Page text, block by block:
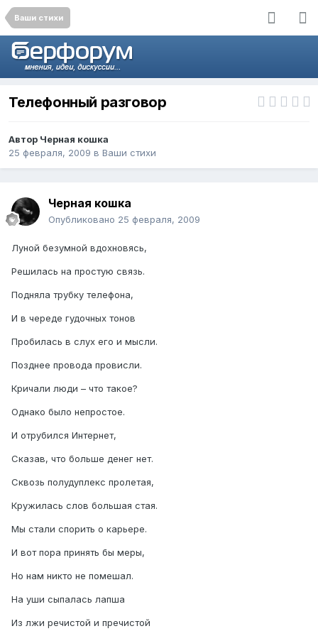
Ваши стихи
Телефонный разговор
Автор Черная кошка
25 февраля, 2009 в Ваши стихи
Черная кошка
Опубликовано 25 февраля, 2009
Луной безумной вдохновясь,
Решилась на простую связь.
Подняла трубку телефона,
И в череде гудочных тонов
Пробилась в слух его и мысли.
Позднее провода провисли.
Кричали люди – что такое?
Однако было непростое.
И отрубился Интернет,
Сказав, что больше денег нет.
Сквозь полудуплекс пролетая,
Кружилась слов большая стая.
Мы стали спорить о карьере.
И вот пора принять бы меры,
Но нам никто не помешал.
На уши сыпалась лапша
Из лжи речистой и пречистой